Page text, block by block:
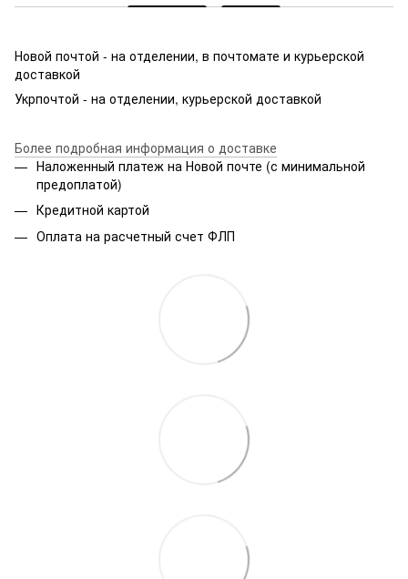
Новой почтой - на отделении, в почтомате и курьерской
доставкой
Укрпочтой - на отделении, курьерской доставкой
Более подробная информация о доставке
Наложенный платеж на Новой почте (с минимальной
предоплатой)
Кредитной картой
Оплата на расчетный счет ФЛП